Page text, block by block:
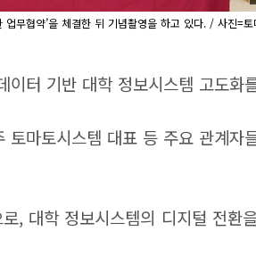
무협약’을 체결한 뒤 기념촬영을 하고 있다. / 사진=토
이터 기반 대학 정보시스템 고도화
마토시스템 대표 등 주요 관계자
, 대학 정보시스템의 디지털 전